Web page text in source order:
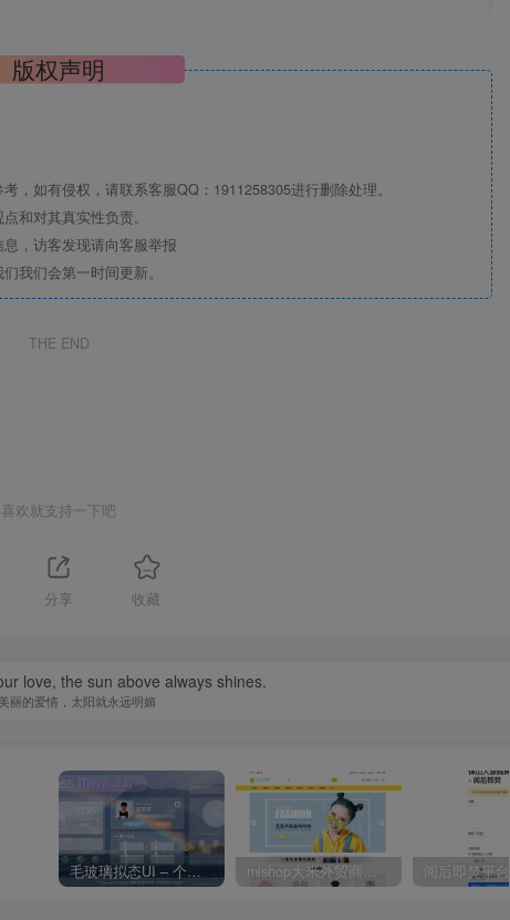
版权声明
，如有侵权，请联系客服QQ：1911258305进行删除处理。
和对其真实性负责。
，访客发现请向客服举报
我们会第一时间更新。
THE END
喜欢就支持一下吧
分享 收藏
love, the sun above always shines.
丽的爱情，太阳就永远明媚
毛玻璃拟态UI – 个人主页（开源版） mishop大米外贸商城系统133种语言版本